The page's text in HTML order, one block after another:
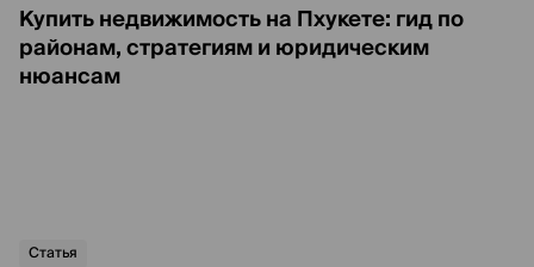
Купить недвижимость на Пхукете: гид по
районам, стратегиям и юридическим
нюансам
Статья